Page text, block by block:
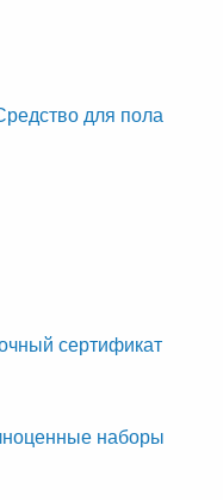
для пола
сертификат
наборы